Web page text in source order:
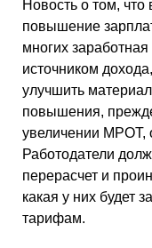
Новость о том, что
повышение
многих
источником
улучшить
повышения,
увеличении МРОТ,
Работодатели
перерасчет и
какая у них будет
тарифам.